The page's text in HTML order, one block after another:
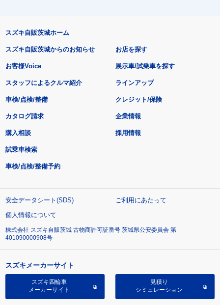
スズキ自販茨城ホーム
スズキ自販茨城からのお知らせ
お客様Voice
スタッフによるクルマ紹介
お店を探す
展示車/試乗車を探す
ラインアップ
車検/点検/整備 クレジット/保険
カタログ請求
購入相談
試乗車検索
車検/点検/整備予約
企業情報
採用情報
安全データシート(SDS)
ご利用にあたって
個人情報について
株式会社 スズキ自販茨城 古物商許可証番号 茨城県公安委員会 第
401090000908号
スズキメーカーサイト
スズキ四輪車
メーカーサイト
見積り
シミュレーション